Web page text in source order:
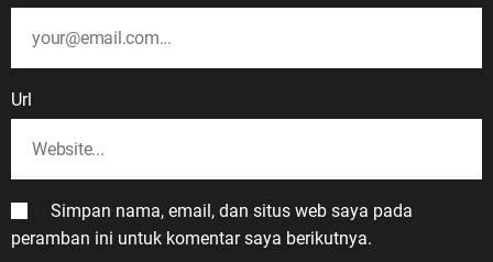
Url
Simpan nama, email, dan situs web saya pada
peramban ini untuk komentar saya berikutnya.